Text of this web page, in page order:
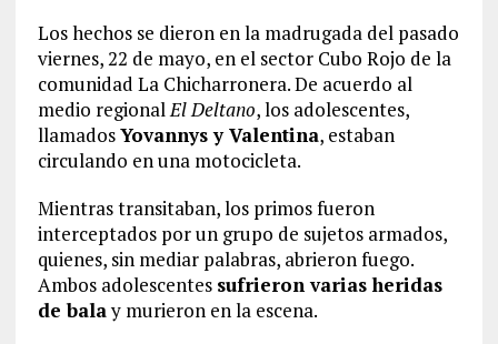
Los hechos se dieron en la madrugada del pasado
viernes, 22 de mayo, en el sector Cubo Rojo de la
comunidad La Chicharronera. De acuerdo al
medio regionalEl Deltano, los adolescentes,
llamadosYovannys y Valentina, estaban
circulando en una motocicleta.
Mientras transitaban, los primos fueron
interceptados por un grupo de sujetos armados,
quienes, sin mediar palabras, abrieron fuego.
Ambos adolescentes sufrieron varias heridas
de balay murieron en la escena.